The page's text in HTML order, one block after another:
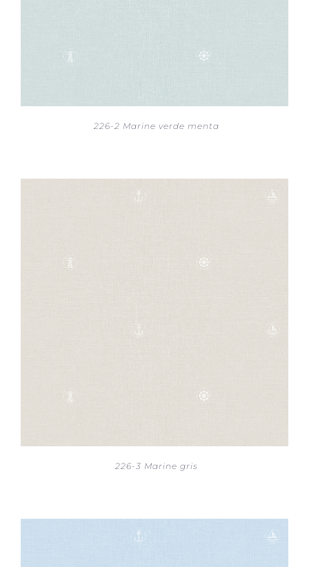
226-2 Marine verde menta
226-3 Marine gris